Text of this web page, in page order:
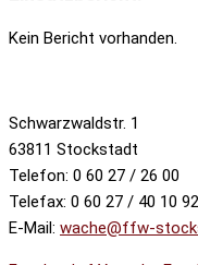
Kein Bericht vorhanden.
Schwarzwaldstr. 1
63811 Stockstadt
Telefon: 0 60 27 / 26 00
Telefax: 0 60 27 / 40 10 92
E-Mail: wache@ffw-